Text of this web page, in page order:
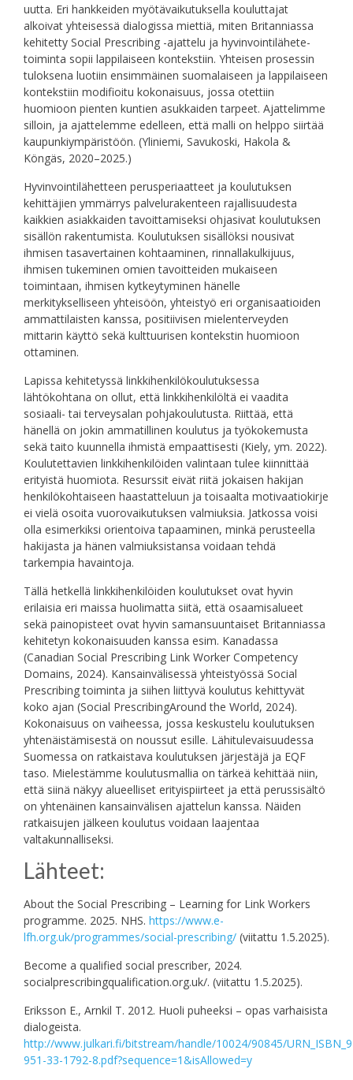
uutta. Eri hankkeiden myötävaikutuksella kouluttajat
alkoivat yhteisessä dialogissa miettiä, miten Britanniassa
kehitetty Social Prescribing -ajattelu ja hyvinvointilähete-
toiminta sopii lappilaiseen kontekstiin. Yhteisen prosessin
tuloksena luotiin ensimmäinen suomalaiseen ja lappilaiseen
kontekstiin modifioitu kokonaisuus, jossa otettiin
huomioon pienten kuntien asukkaiden tarpeet. Ajattelimme
silloin, ja ajattelemme edelleen, että malli on helppo siirtää
kaupunkiympäristöön. (Yliniemi, Savukoski, Hakola &
Köngäs, 2020–2025.)
Hyvinvointilähetteen perusperiaatteet ja koulutuksen
kehittäjien ymmärrys palvelurakenteen rajallisuudesta
kaikkien asiakkaiden tavoittamiseksi ohjasivat koulutuksen
sisällön rakentumista. Koulutuksen sisällöksi nousivat
ihmisen tasavertainen kohtaaminen, rinnallakulkijuus,
ihmisen tukeminen omien tavoitteiden mukaiseen
toimintaan, ihmisen kytkeytyminen hänelle
merkitykselliseen yhteisöön, yhteistyö eri organisaatioiden
ammattilaisten kanssa, positiivisen mielenterveyden
mittarin käyttö sekä kulttuurisen kontekstin huomioon
ottaminen.
Lapissa kehitetyssä linkkihenkilökoulutuksessa
lähtökohtana on ollut, että linkkihenkilöltä ei vaadita
sosiaali- tai terveysalan pohjakoulutusta. Riittää, että
hänellä on jokin ammatillinen koulutus ja työkokemusta
sekä taito kuunnella ihmistä empaattisesti (Kiely, ym. 2022).
Koulutettavien linkkihenkilöiden valintaan tulee kiinnittää
erityistä huomiota. Resurssit eivät riitä jokaisen hakijan
henkilökohtaiseen haastatteluun ja toisaalta motivaatiokirje
ei vielä osoita vuorovaikutuksen valmiuksia. Jatkossa voisi
olla esimerkiksi orientoiva tapaaminen, minkä perusteella
hakijasta ja hänen valmiuksistansa voidaan tehdä
tarkempia havaintoja.
Tällä hetkellä linkkihenkilöiden koulutukset ovat hyvin
erilaisia eri maissa huolimatta siitä, että osaamisalueet
sekä painopisteet ovat hyvin samansuuntaiset Britanniassa
kehitetyn kokonaisuuden kanssa esim. Kanadassa
(Canadian Social Prescribing Link Worker Competency
Domains, 2024). Kansainvälisessä yhteistyössä Social
Prescribing toiminta ja siihen liittyvä koulutus kehittyvät
koko ajan (Social PrescribingAround the World, 2024).
Kokonaisuus on vaiheessa, jossa keskustelu koulutuksen
yhtenäistämisestä on noussut esille. Lähitulevaisuudessa
Suomessa on ratkaistava koulutuksen järjestäjä ja EQF
taso. Mielestämme koulutusmallia on tärkeä kehittää niin,
että siinä näkyy alueelliset erityispiirteet ja että perussisältö
on yhtenäinen kansainvälisen ajattelun kanssa. Näiden
ratkaisujen jälkeen koulutus voidaan laajentaa
valtakunnalliseksi.
Lähteet:
About the Social Prescribing – Learning for Link Workers
programme. 2025. NHS. https://www.e-
lfh.org.uk/programmes/social-prescribing/ (viitattu 1.5.2025).
Become a qualified social prescriber, 2024.
socialprescribingqualification.org.uk/. (viitattu 1.5.2025).
Eriksson E., Arnkil T. 2012. Huoli puheeksi – opas varhaisista
dialogeista.
http://www.julkari.fi/bitstream/handle/10024/90845/
951-33-1792-8.pdf?sequence=1&isAllowed=y